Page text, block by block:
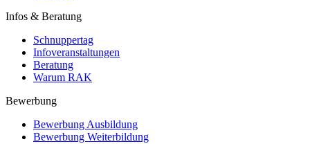
Infos & Beratung
Schnuppertag
Infoveranstaltungen
Beratung
Warum RAK
Bewerbung
Bewerbung Ausbildung
Bewerbung Weiterbildung